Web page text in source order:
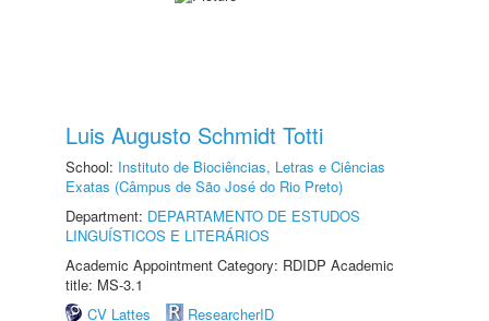
Luis Augusto Schmidt Totti
School: Instituto de Biociências, Letras e Ciências
Exatas (Câmpus de São José do Rio Preto)
Department: DEPARTAMENTO DE ESTUDOS
LINGUÍSTICOS E LITERÁRIOS
Academic Appointment Category: RDIDP Academic
title: MS-3.1
CV Lattes
ResearcherID